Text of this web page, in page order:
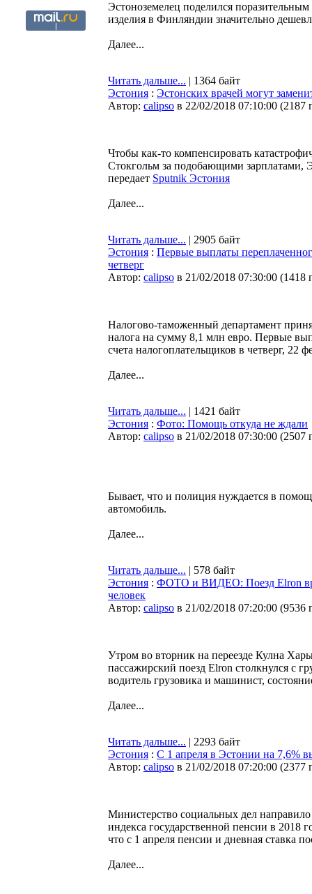
Эстоноземелец поделился
изделия в Финляндии значительно
Далее...
Читать дальше... | 1364 байт
Эстония : Эстонских врачей могут
Автор: calipso в 22/02/2018 07:10:00 (2187
Чтобы как-то компенсировать
Стокгольм за подобающими зарплатами,
передает Sputnik Эстония
Далее...
Читать дальше... | 2905 байт
Эстония : Первые выплаты
четверг
Автор: calipso в 21/02/2018 07:30:00 (1418
Налогово-таможенный департамент
налога на сумму 8,1 млн евро. Первые
счета налогоплательщиков в четверг, 22
Далее...
Читать дальше... | 1421 байт
Эстония : Фото: Помощь откуда не ждали
Автор: calipso в 21/02/2018 07:30:00 (2507
Бывает, что и полиция нуждается в
автомобиль.
Далее...
Читать дальше... | 578 байт
Эстония : ФОТО и ВИДЕО: Поезд Elron
человек
Автор: calipso в 21/02/2018 07:20:00 (9536
Утром во вторник на переезде Кулна
пассажирский поезд Elron столкнулся с
водитель грузовика и машинист,
Далее...
Читать дальше... | 2293 байт
Эстония : С 1 апреля в Эстонии на 7,6%
Автор: calipso в 21/02/2018 07:20:00 (2377
Министерство социальных дел
индекса государственной пенсии в 2018
что с 1 апреля пенсии и дневная ставка
Далее...